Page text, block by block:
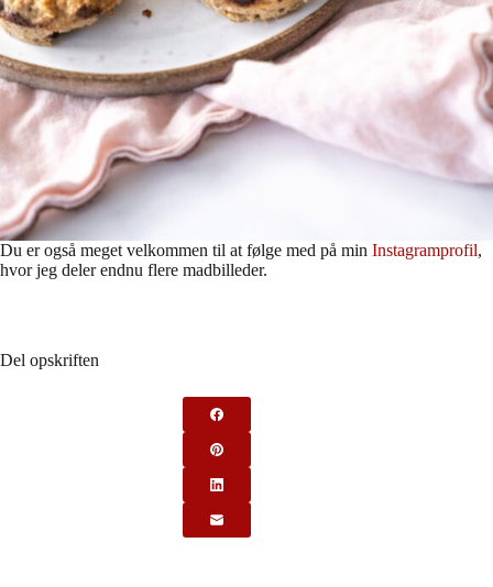
Du er også meget velkommen til at følge med på min Instagramprofil,
hvor jeg deler endnu flere madbilleder.
Del opskriften